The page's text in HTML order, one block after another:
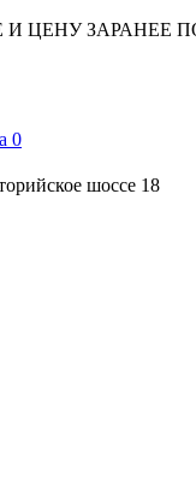
ЦЕНУ ЗАРАНЕЕ
0
шоссе 18